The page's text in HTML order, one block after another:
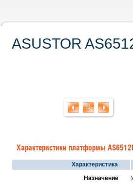
ASUSTOR
Характеристики платформы
Характеристика
Назначение